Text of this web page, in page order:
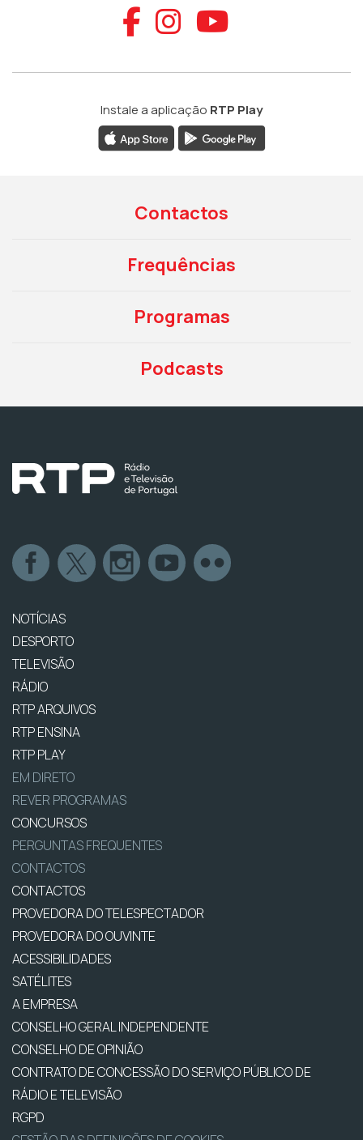
Aceder ao
Aceder ao
Aceder
Instale a aplicação RTP Play
Contactos
Frequências
Programas
Podcasts
NOTÍCIAS
DESPORTO
TELEVISÃO
RÁDIO
RTP ARQUIVOS
RTP ENSINA
RTP PLAY
EM DIRETO
REVER PROGRAMAS
CONCURSOS
PERGUNTAS FREQUENTES
CONTACTOS
CONTACTOS
PROVEDORA DO TELESPECTADOR
PROVEDORA DO OUVINTE
ACESSIBILIDADES
SATÉLITES
A EMPRESA
CONSELHO GERAL INDEPENDENTE
CONSELHO DE OPINIÃO
CONTRATO DE CONCESSÃO DO SERVIÇO PÚBLICO DE
RÁDIO E TELEVISÃO
RGPD